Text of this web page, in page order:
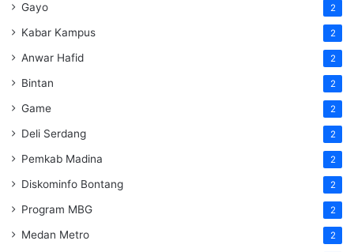
Gayo 2
Kabar Kampus 2
Anwar Hafid 2
Bintan 2
Game 2
Deli Serdang 2
Pemkab Madina 2
Diskominfo Bontang 2
Program MBG 2
Medan Metro 2